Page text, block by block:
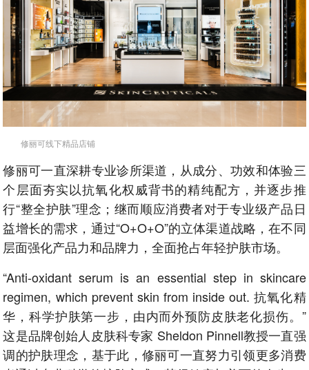
修丽可线下精品店铺
修丽可一直深耕专业诊所渠道，从成分、功效和体验三
个层面夯实以抗氧化权威背书的精纯配方，并逐步推
行“整全护肤”理念；继而顺应消费者对于专业级产品日
益增长的需求，通过“O+O+O”的立体渠道战略，在不同
层面强化产品力和品牌力，全面抢占年轻护肤市场。
“Anti-oxidant serum is an essential step in skincare
regimen, which prevent skin from inside out. 抗氧化精
华，科学护肤第一步，由内而外预防皮肤老化损伤。”
这是品牌创始人皮肤科专家 Sheldon Pinnell教授一直强
调的护肤理念，基于此，修丽可一直努力引领更多消费